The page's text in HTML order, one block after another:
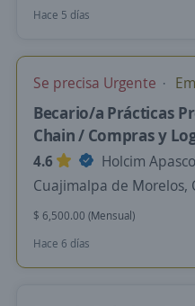
Hace 5 días
Se precisa Urgente
Becario/a Prácticas
Chain / Compras y
4.6
Holcim Apasco
Cuajimalpa de Morelos,
$ 6,500.00 (Mensual)
Hace 6 días